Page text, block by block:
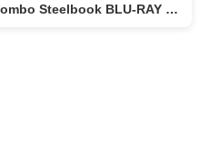
Scream 4 actuellement en combo Steelbook BLU-RAY 4K + BLU-RAY